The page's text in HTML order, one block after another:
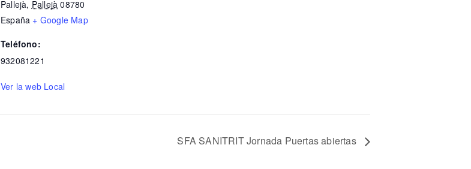
Pallejà, Pallejà 08780
España + Google Map
Teléfono:
932081221
Ver la web Local
SFA SANITRIT Jornada Puertas abiertas